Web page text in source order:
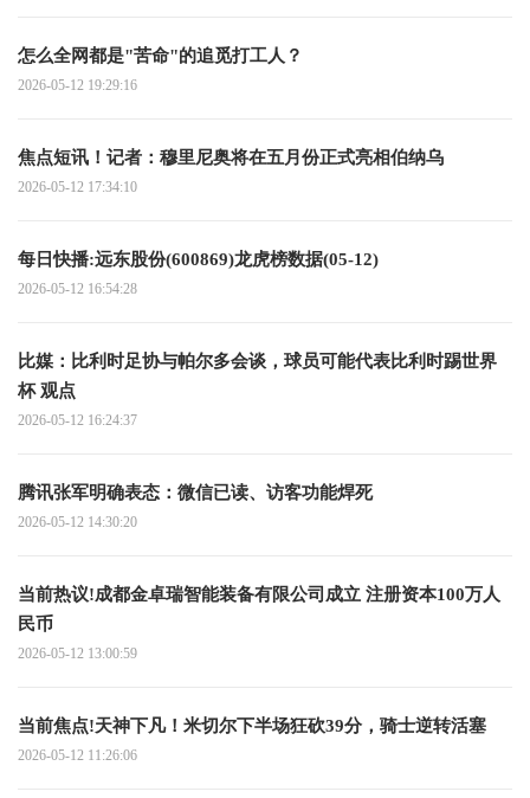
怎么全网都是"苦命"的追觅打工人？
2026-05-12 19:29:16
焦点短讯！记者：穆里尼奥将在五月份正式亮相伯纳乌
2026-05-12 17:34:10
每日快播:远东股份(600869)龙虎榜数据(05-12)
2026-05-12 16:54:28
比媒：比利时足协与帕尔多会谈，球员可能代表比利时踢世界
杯 观点
2026-05-12 16:24:37
腾讯张军明确表态：微信已读、访客功能焊死
2026-05-12 14:30:20
当前热议!成都金卓瑞智能装备有限公司成立 注册资本100万人
民币
2026-05-12 13:00:59
当前焦点!天神下凡！米切尔下半场狂砍39分，骑士逆转活塞
2026-05-12 11:26:06